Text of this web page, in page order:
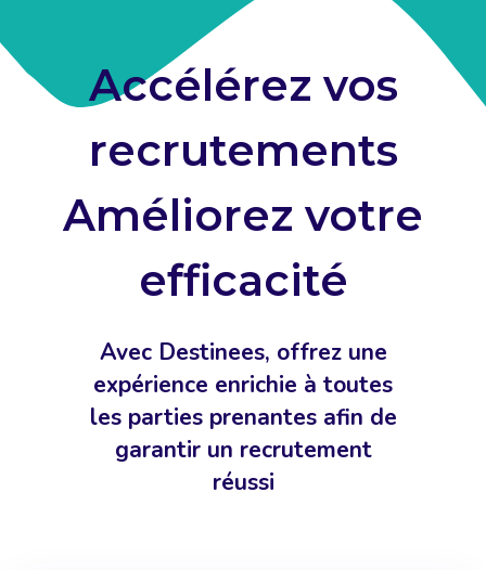
Accélérez vos
recrutements
Améliorez votre
efficacité
Avec Destinees, offrez une
expérience enrichie à toutes
les parties prenantes afin de
garantir un recrutement
réussi